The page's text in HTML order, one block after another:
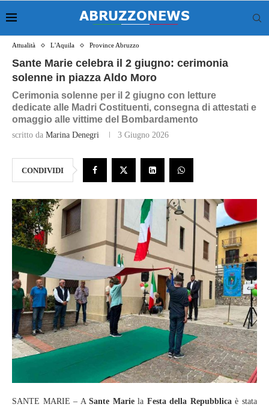
Attualità L'Aquila Province Abruzzo
Sante Marie celebra il 2 giugno: cerimonia
solenne in piazza Aldo Moro
Cerimonia solenne per il 2 giugno con letture
dedicate alle Madri Costituenti, consegna di attestati e
omaggio alle vittime del Bombardamento
scritto da Marina Denegri 3 Giugno 2026
CONDIVIDI
SANTE MARIE – ASante Mariela Festa della Repubblicaè stata